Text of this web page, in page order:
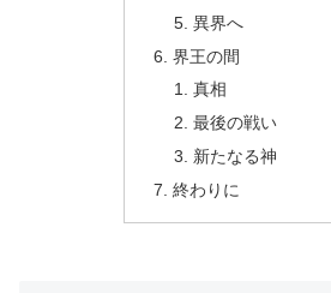
異界へ
界王の間
真相
最後の戦い
新たなる神
終わりに